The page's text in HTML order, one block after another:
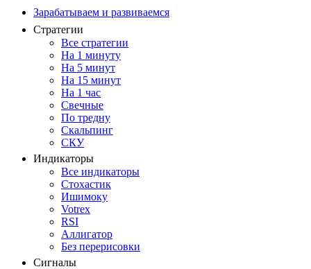
Зарабатываем и развиваемся
Стратегии
Все стратегии
На 1 минуту
На 5 минут
На 15 минут
На 1 час
Свечные
По тредну
Скальпинг
СКУ
Индикаторы
Все индикаторы
Стохастик
Ишимоку
Votrex
RSI
Аллигатор
Без перерисовки
Сигналы